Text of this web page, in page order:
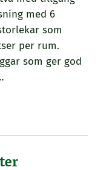
med 6
som
per rum.
som ger god